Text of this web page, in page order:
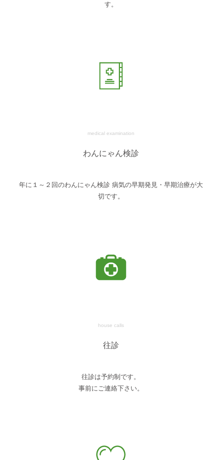
す。
medical examination
わんにゃん検診
年に１～２回のわんにゃん検診 病気の早期発見・早期治療が大
切です。
house calls
往診
往診は予約制です。
事前にご連絡下さい。